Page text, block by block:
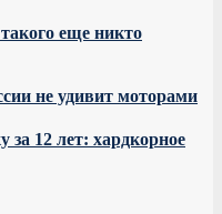
еще никто
не удивит моторами
за 12 лет: хардкорное